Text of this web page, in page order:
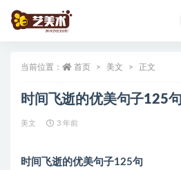
当前位置： 首页 美文 正文
时间飞逝的优美句子125句
美文 3 年前
时间飞逝的优美句子125句